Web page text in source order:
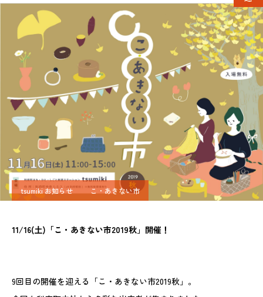
tsumiki お知らせ こ・あきない市
11/16(土)「こ・あきない市2019秋」開催！
9回目の開催を迎える「こ・あきない市2019秋」。